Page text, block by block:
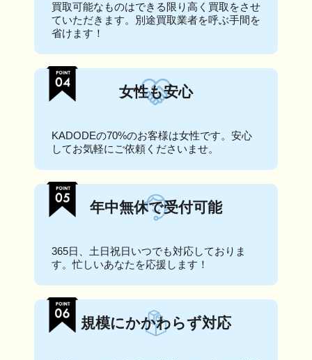
買取可能なものはできる限り高く買取をさせ
ていただきます。別途買取業者を呼ぶ手間を
省けます！
女性も安心
KADODEの70%のお客様は女性です。安心
してお気軽にご依頼くださいませ。
年中無休で受付可能
365日、土日祝日いつでも対応しておりま
す。忙しいあなたを応援します！
規模にかかわらず対応